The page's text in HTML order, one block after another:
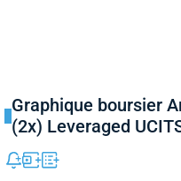
Graphique boursier
(2x) Leveraged